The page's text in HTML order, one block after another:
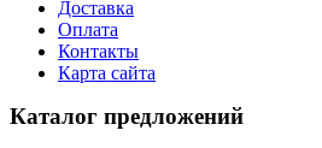
Доставка
Оплата
Контакты
Карта сайта
Каталог предложений